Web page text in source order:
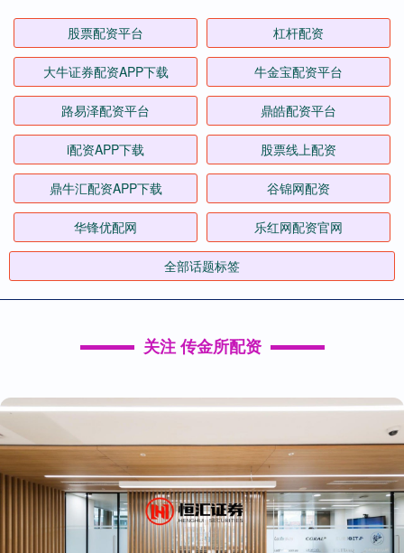
股票配资平台 杠杆配资
大牛证券配资APP下载 牛金宝配资平台
路易泽配资平台 鼎皓配资平台
i配资APP下载 股票线上配资
鼎牛汇配资APP下载 谷锦网配资
华锋优配网 乐红网配资官网
全部话题标签
关注 传金所配资